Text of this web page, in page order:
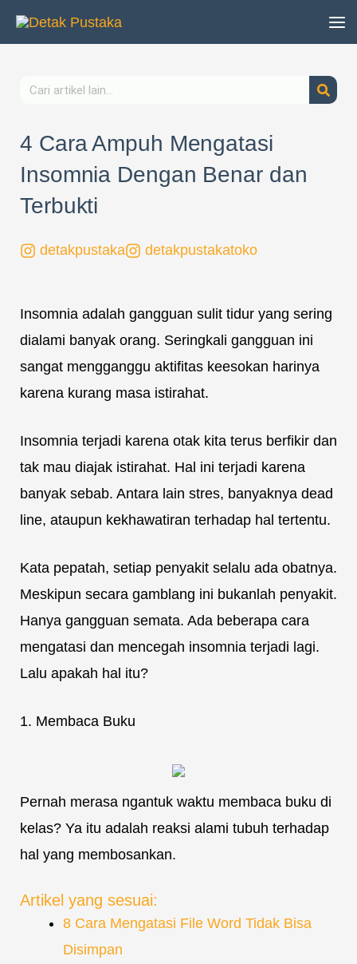
Lewati
Search
4 Cara Ampuh Mengatasi
Insomnia Dengan Benar dan
Terbukti
detakpustaka detakpustakatoko
Insomnia adalah gangguan sulit tidur yang sering
dialami banyak orang. Seringkali gangguan ini
sangat mengganggu aktifitas keesokan harinya
karena kurang masa istirahat.
Insomnia terjadi karena otak kita terus berfikir dan
tak mau diajak istirahat. Hal ini terjadi karena
banyak sebab. Antara lain stres, banyaknya dead
line, ataupun kekhawatiran terhadap hal tertentu.
Kata pepatah, setiap penyakit selalu ada obatnya.
Meskipun secara gamblang ini bukanlah penyakit.
Hanya gangguan semata. Ada beberapa cara
mengatasi dan mencegah insomnia terjadi lagi.
Lalu apakah hal itu?
1. Membaca Buku
Pernah merasa ngantuk waktu membaca buku di
kelas? Ya itu adalah reaksi alami tubuh terhadap
hal yang membosankan.
Artikel yang sesuai:
8 Cara Mengatasi File Word Tidak Bisa
Disimpan